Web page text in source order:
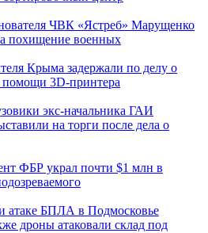
ЧВК «Ястреб» Марущенко
похищение военных
Крыма задержали по делу о
помощи 3D‑принтера
экс-начальника ГАИ
на торги после дела о
ФБР украл почти $1 млн в
атаке БПЛА в Подмосковье
дроны атаковали склад под